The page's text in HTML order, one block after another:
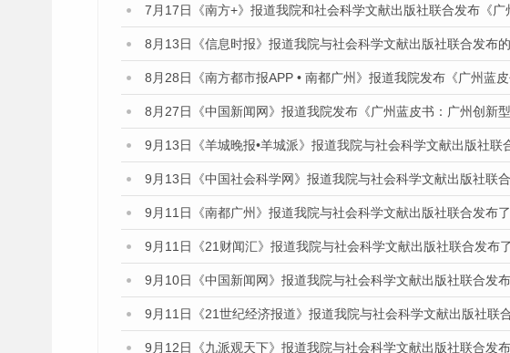
7月17日《南方+》报道我院和社会科学文献出版社联合发布《
8月13日《信息时报》报道我院与社会科学文献出版社联合发布
8月28日《南方都市报APP • 南都广州》报道我院发布《广州蓝
8月27日《中国新闻网》报道我院发布《广州蓝皮书：广州创新
9月13日《羊城晚报•羊城派》报道我院与社会科学文献出版社
9月13日《中国社会科学网》报道我院与社会科学文献出版社联
9月11日《南都广州》报道我院与社会科学文献出版社联合发布
9月11日《21财闻汇》报道我院与社会科学文献出版社联合发
9月10日《中国新闻网》报道我院与社会科学文献出版社联合发
9月11日《21世纪经济报道》报道我院与社会科学文献出版社
9月12日《九派观天下》报道我院与社会科学文献出版社联合发